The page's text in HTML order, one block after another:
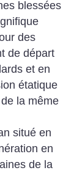
blessées
des
de départ
et en
étatique
la même
situé en
en
de la